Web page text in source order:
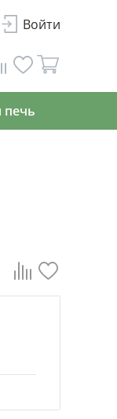
Войти